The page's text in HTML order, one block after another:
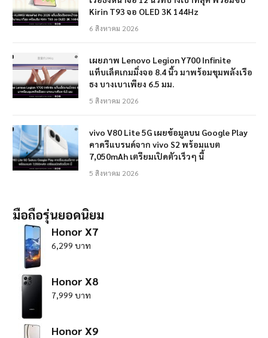
Kirin T93 จอ OLED 3K 144Hz
6 สิงหาคม 2026
เผยภาพ Lenovo Legion Y700 Infinite
แท็บเล็ตเกมมิ่งจอ 8.4 นิ้ว มาพร้อมขุมพลังเรือ
ธง บางเบาเพียง 6.5 มม.
5 สิงหาคม 2026
vivo V80 Lite 5G เผยข้อมูลบน Google Play
คาดรีแบรนด์จาก vivo S2 พร้อมแบต
7,050mAh เตรียมเปิดตัวเร็วๆ นี้
5 สิงหาคม 2026
มือถือรุ่นยอดนิยม
Honor X7
6,299 บาท
Honor X8
7,999 บาท
Honor X9